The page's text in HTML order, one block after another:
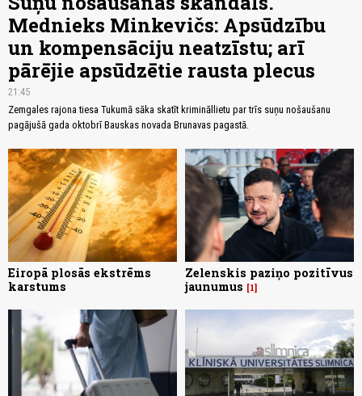
Mednieks Minkevičs: Apsūdzību
un kompensāciju neatzīstu; arī
pārējie apsūdzētie rausta plecus
21:45
Zemgales rajona tiesa Tukumā sāka skatīt krimināllietu par trīs suņu nošaušanu
pagājušā gada oktobrī Bauskas novada Brunavas pagastā.
Eiropā plosās ekstrēms
karstums
Zelenskis paziņo pozitīvus
jaunumus
1